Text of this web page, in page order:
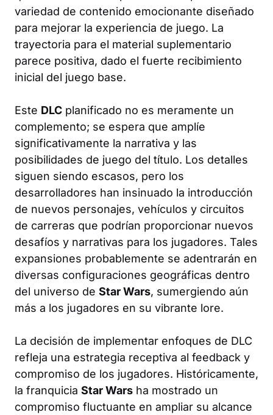
variedad de contenido emocionante diseñado
para mejorar la experiencia de juego. La
trayectoria para el material suplementario
parece positiva, dado el fuerte recibimiento
inicial del juego base.
Este DLC planificado no es meramente un
complemento; se espera que amplíe
significativamente la narrativa y las
posibilidades de juego del título. Los detalles
siguen siendo escasos, pero los
desarrolladores han insinuado la introducción
de nuevos personajes, vehículos y circuitos
de carreras que podrían proporcionar nuevos
desafíos y narrativas para los jugadores. Tales
expansiones probablemente se adentrarán en
diversas configuraciones geográficas dentro
del universo de Star Wars, sumergiendo aún
más a los jugadores en su vibrante lore.
La decisión de implementar enfoques de DLC
refleja una estrategia receptiva al feedback y
compromiso de los jugadores. Históricamente,
la franquicia Star Wars ha mostrado un
compromiso fluctuante en ampliar su alcance